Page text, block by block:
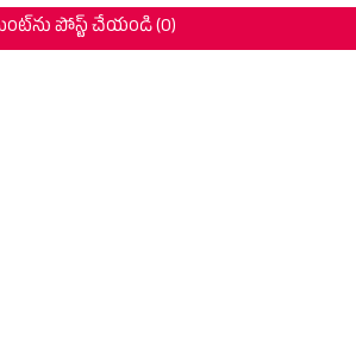
పోస్ట్ చేయండి (0)